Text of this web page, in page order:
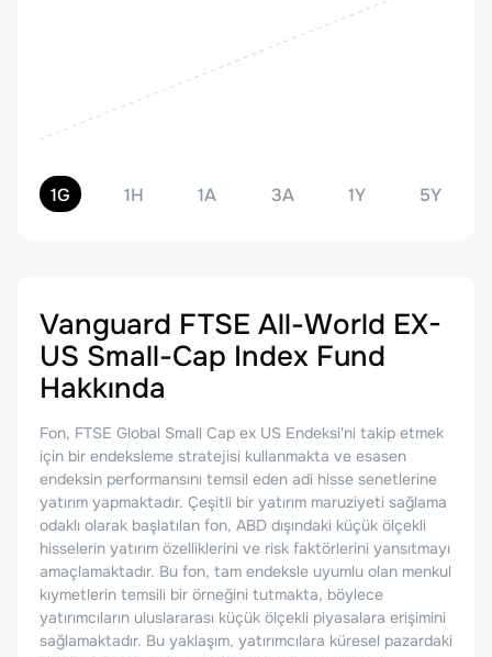
1G 1H 1A 3A 1Y 5Y
Vanguard FTSE All-World EX-
US Small-Cap Index Fund
Hakkında
Fon, FTSE Global Small Cap ex US Endeksi'ni takip etmek
için bir endeksleme stratejisi kullanmakta ve esasen
endeksin performansını temsil eden adi hisse senetlerine
yatırım yapmaktadır. Çeşitli bir yatırım maruziyeti sağlama
odaklı olarak başlatılan fon, ABD dışındaki küçük ölçekli
hisselerin yatırım özelliklerini ve risk faktörlerini yansıtmayı
amaçlamaktadır. Bu fon, tam endeksle uyumlu olan menkul
kıymetlerin temsili bir örneğini tutmakta, böylece
yatırımcıların uluslararası küçük ölçekli piyasalara erişimini
sağlamaktadır. Bu yaklaşım, yatırımcılara küresel pazardaki